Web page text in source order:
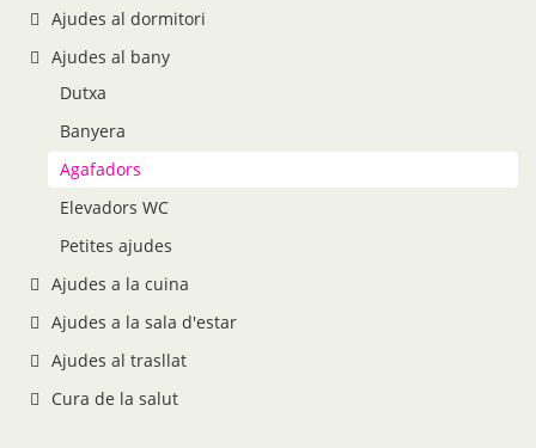
Ajudes al dormitori
Ajudes al bany
Dutxa
Banyera
Agafadors
Elevadors WC
Petites ajudes
Ajudes a la cuina
Ajudes a la sala d'estar
Ajudes al trasllat
Cura de la salut